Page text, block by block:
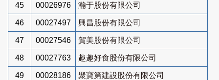
45 00026976 瀚于股份有限公司
46 00027497 興昌股份有限公司
47 00027546 賀美股份有限公司
48 00027763 趣趣好食股份有限公司
49 00028186 聚寶第建設股份有限公司